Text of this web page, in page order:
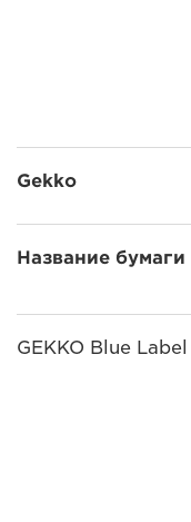
Gekko
Название бумаги
GEKKO Blue Label